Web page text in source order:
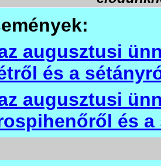
augusztusi
és a
augusztusi
és